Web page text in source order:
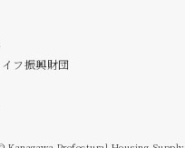
フ振興財団